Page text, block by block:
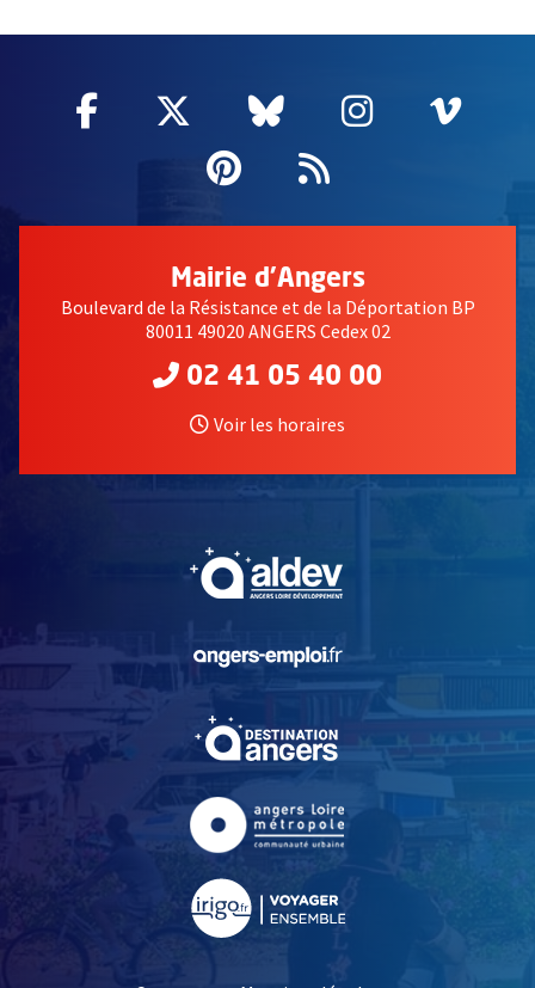
Facebook
, Ouvre une nouvelle fenêtre
Twitter
, Ouvre une nouvelle
Bluesky
, Ouvre une
Instagram
, Ouvre
,
Pinterest
, Ouvre une
Flux RSS
Mairie d'Angers
Boulevard de la Résistance et de la Déportation BP
80011 49020 ANGERS Cedex 02
02 41 05 40 00
Voir les horaires
, Ouvre une nouvelle
, Ouvre une nouvelle